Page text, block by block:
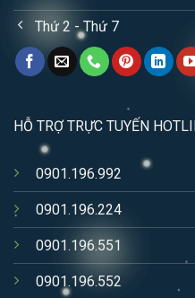
Thứ 2 - Thứ 7
HỖ TRỢ TRỰC TUYẾN
0901.196.992
0901.196.224
0901.196.551
0901.196.552